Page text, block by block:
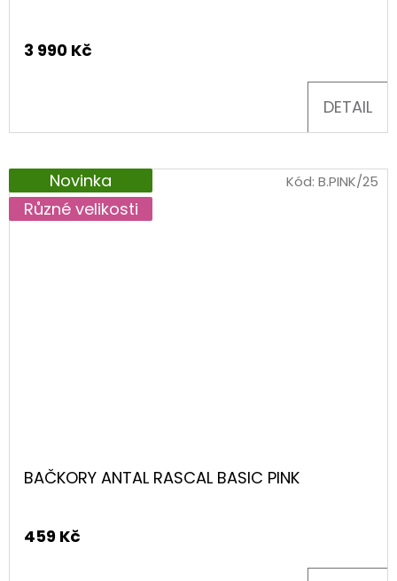
3 990 Kč
DETAIL
Novinka
Různé velikosti
BAČKORY ANTAL RASCAL BASIC PINK
459 Kč
Kód: B.PINK/25